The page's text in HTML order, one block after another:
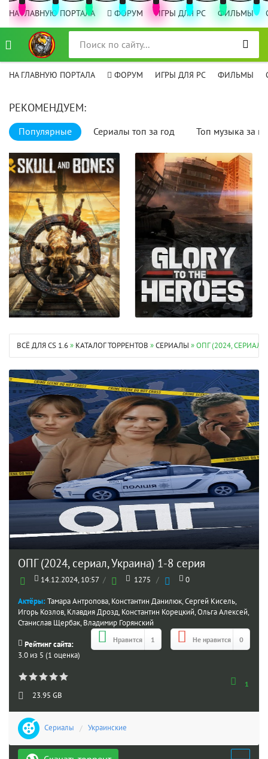
НА ГЛАВНУЮ ПОРТАЛА ФОРУМ ИГРЫ ДЛЯ PC ФИЛЬМЫ
НА ГЛАВНУЮ ПОРТАЛА ФОРУМ ИГРЫ ДЛЯ PC ФИЛЬМЫ
РЕКОМЕНДУЕМ:
Популярные Сериалы топ за год Топ музыка за
ВСЁ ДЛЯ CS 1.6» КАТАЛОГ ТОРРЕНТОВ »СЕРИАЛЫ » ОПГ (2024,
ОПГ (2024, сериал, Украина) 1-8 серия
14.12.2024, 10:57 / 1275 / 0
Актёры:Тамара Антропова, Константин Данилюк, Сергей Кисель,
Игорь Козлов, Клавдия Дрозд, Константин Корецкий, Ольга Алексей,
Станислав Щербак, Владимир Горянский
Нравится 1 Не нравится 0
Рейтинг сайта:
3.0 из 5 (1 оценка)
1
23.95 GB
Сериалы / Украинские